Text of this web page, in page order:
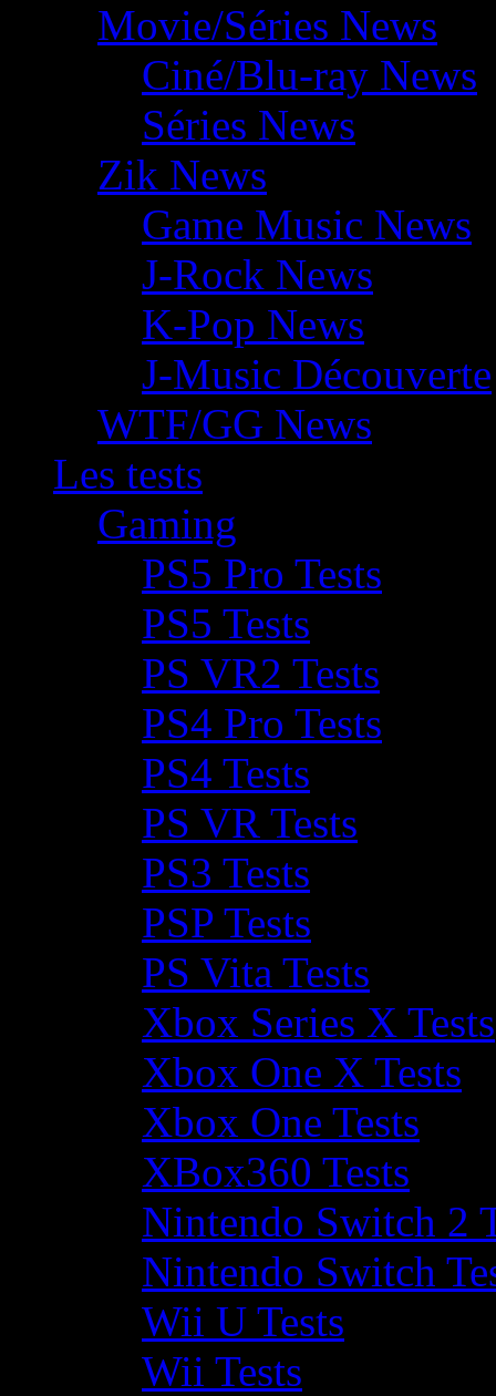
Movie/Séries News
Ciné/Blu-ray News
Séries News
Zik News
Game Music News
J-Rock News
K-Pop News
J-Music Découverte
WTF/GG News
Les tests
Gaming
PS5 Pro Tests
PS5 Tests
PS VR2 Tests
PS4 Pro Tests
PS4 Tests
PS VR Tests
PS3 Tests
PSP Tests
PS Vita Tests
Xbox Series X Tests
Xbox One X Tests
Xbox One Tests
XBox360 Tests
Nintendo Switch 2
Nintendo Switch
Wii U Tests
Wii Tests